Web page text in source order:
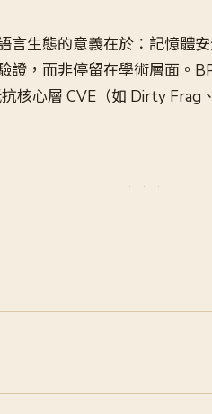
言生態的意義在於：記憶體
證，而非停留在學術層面。
核心層 CVE（如 Dirty Frag